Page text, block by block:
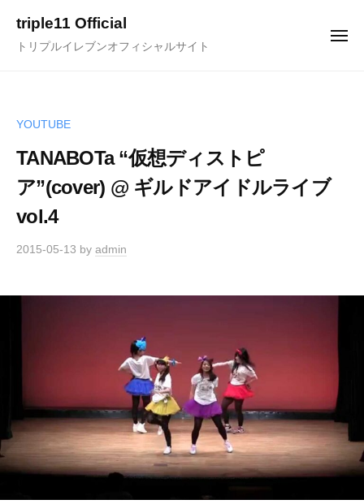
triple11 Official
トリプルイレブンオフィシャルサイト
メ
YOUTUBE
TANABOTa “仮想ディストピ
ア”(cover) @ ギルドアイドルライブ
vol.4
2015-05-13 by admin